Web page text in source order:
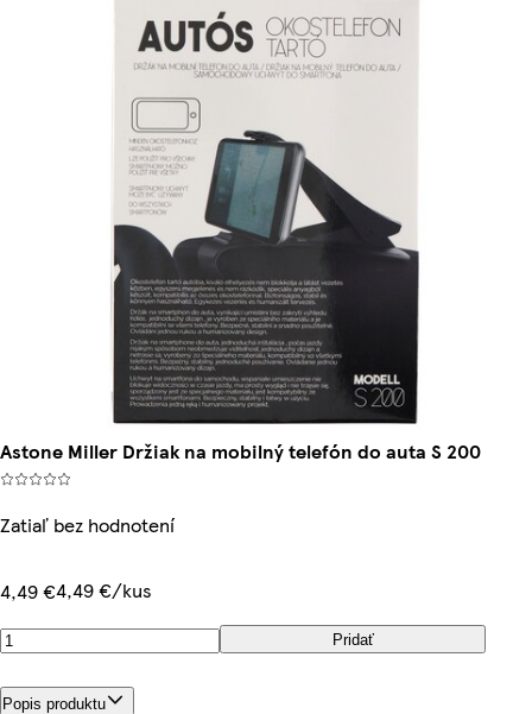
Astone Miller Držiak na mobilný telefón do auta S 200
Zatiaľ bez hodnotení
4,49 €4,49 €/kus
Pridať
Popis produktu